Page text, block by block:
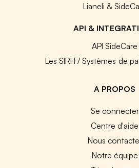
Lianeli &
API &
API SideCare
Les SIRH / Systèmes de
A PROPOS
Se connecter
Centre d'aide
Nous
Notre équipe